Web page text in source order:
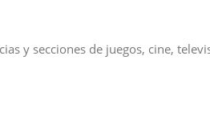
y secciones de juegos, cine,